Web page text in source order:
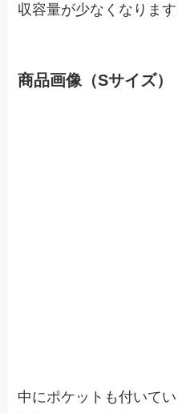
収容量が少なくなります
商品画像（Sサイズ）
中にポケットも付いて